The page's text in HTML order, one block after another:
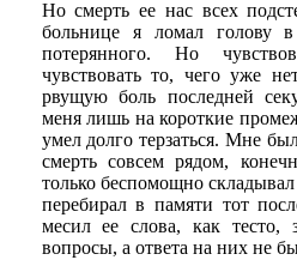
Но смерть ее нас всех
больнице я ломал голову в
потерянного. Но
чувствовать то, чего уже
рвущую боль последней
меня лишь на короткие
умел долго терзаться. Мне
смерть совсем рядом,
только беспомощно
перебирал в памяти тот
месил ее слова, как тесто,
вопросы, а ответа на них не